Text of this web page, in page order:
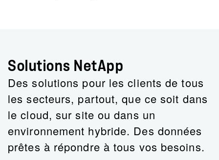
Solutions NetApp
Des solutions pour les clients de tous
les secteurs, partout, que ce soit dans
le cloud, sur site ou dans un
environnement hybride. Des données
prêtes à répondre à tous vos besoins.